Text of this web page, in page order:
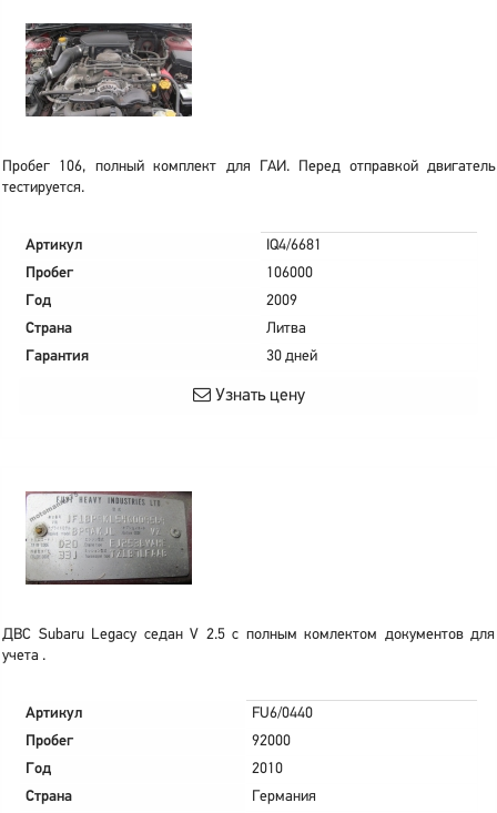
Пробег 106, полный комплект для ГАИ. Перед отправкой двигатель
тестируется.
Артикул
IQ4/6681
Пробег
106000
Год
2009
Страна
Литва
Гарантия
30 дней
Узнать цену
ДВС Subaru Legacy седан V 2.5 с полным комлектом документов для
учета .
Артикул
FU6/0440
Пробег
92000
Год
2010
Страна
Германия